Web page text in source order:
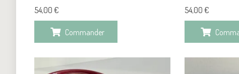
54,00 €
Commander
54,00€